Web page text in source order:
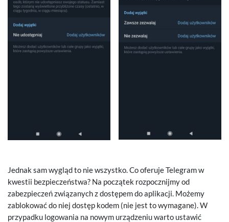
Jednak sam wygląd to nie wszystko. Co oferuje Telegram w
kwestii bezpieczeństwa? Na początek rozpocznijmy od
zabezpieczeń związanych z dostępem do aplikacji. Możemy
zablokować do niej dostęp kodem (nie jest to wymagane). W
przypadku logowania na nowym urządzeniu warto ustawić